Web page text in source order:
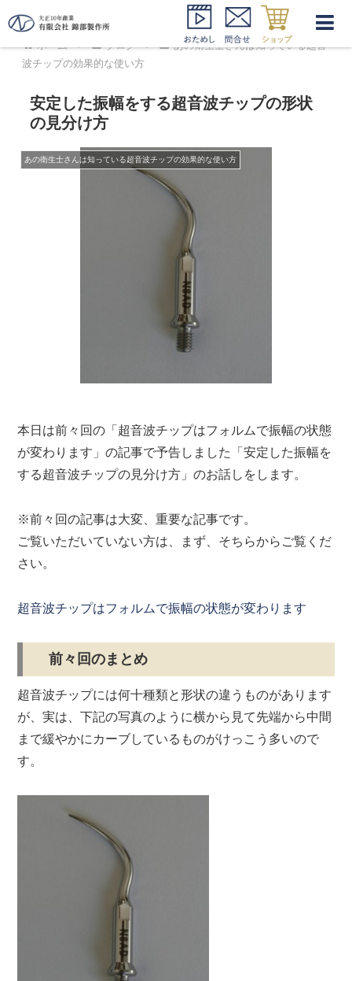
ホーム ブログ
あの衛生士さんは知っている超音
波チップの効果的な使い方
安定した振幅をする超音波チップの形状
の見分け方
あの衛生士さんは知っている超音波チップの効果的な使い方
本日は前々回の「超音波チップはフォルムで振幅の状態
が変わります」の記事で予告しました「安定した振幅を
する超音波チップの見分け方」のお話しをします。
※前々回の記事は大変、重要な記事です。
ご覧いただいていない方は、まず、そちらからご覧くだ
さい。
超音波チップはフォルムで振幅の状態が変わります
前々回のまとめ
超音波チップには何十種類と形状の違うものがあります
が、実は、下記の写真のように横から見て先端から中間
まで緩やかにカーブしているものがけっこう多いので
す。